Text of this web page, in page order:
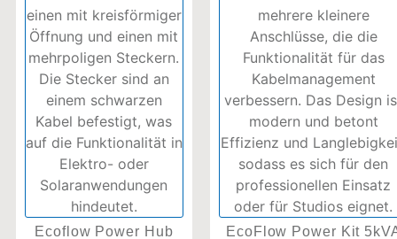
Ecoflow Power Hub
EcoFlow Power Kit